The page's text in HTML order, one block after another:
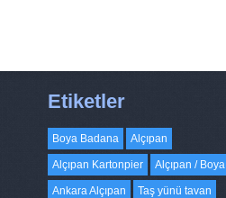
Etiketler
Boya Badana Alçıpan
Alçıpan Kartonpier Alçıpan / Boya
Ankara Alçıpan Taş yünü tavan